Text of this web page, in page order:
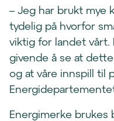
– Jeg har brukt
tydelig på hvorfor
viktig for landet
givende å se at
og at våre innspill til
Energimerke brukes